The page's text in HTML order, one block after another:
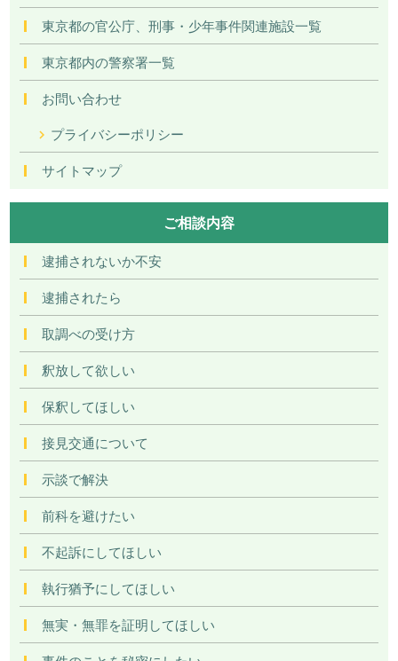
東京都の官公庁、刑事・少年事件関連施設一覧
東京都内の警察署一覧
お問い合わせ
プライバシーポリシー
サイトマップ
ご相談内容
逮捕されないか不安
逮捕されたら
取調べの受け方
釈放して欲しい
保釈してほしい
接見交通について
示談で解決
前科を避けたい
不起訴にしてほしい
執行猶予にしてほしい
無実・無罪を証明してほしい